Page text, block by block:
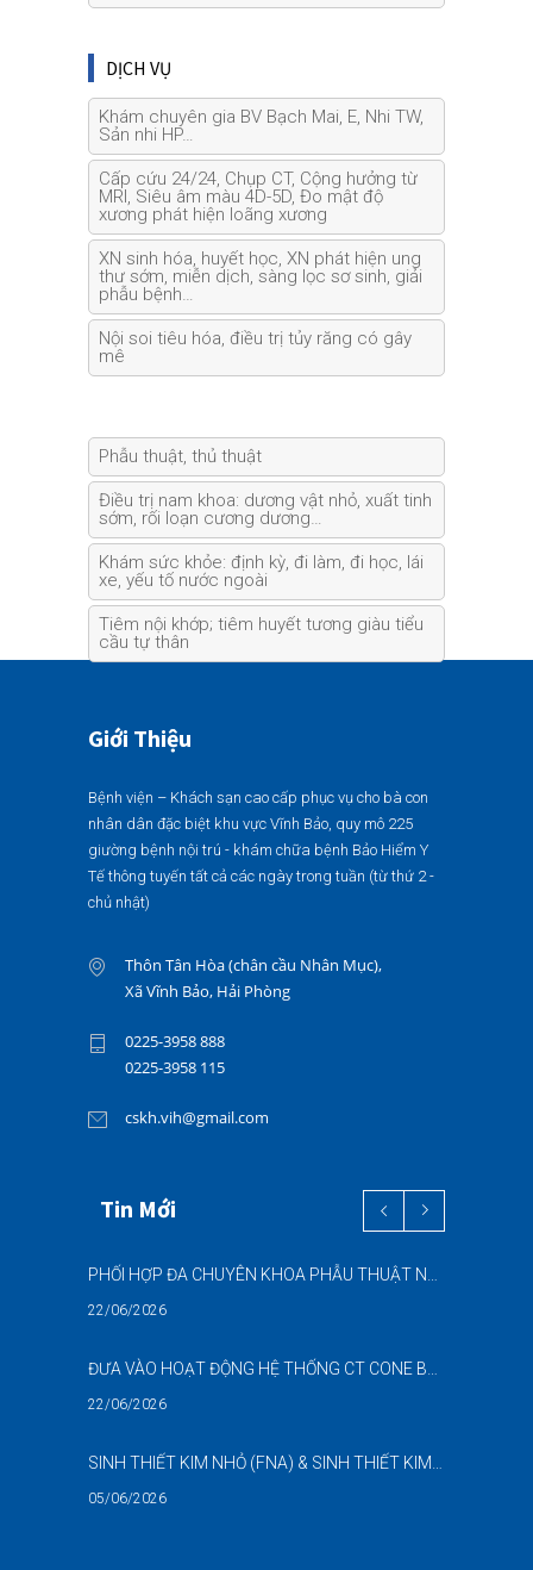
DỊCH VỤ
Khám chuyên gia BV Bạch Mai, E, Nhi TW,
Sản nhi HP…
Cấp cứu 24/24, Chụp CT, Cộng hưởng từ
MRI, Siêu âm màu 4D-5D, Đo mật độ
xương phát hiện loãng xương
XN sinh hóa, huyết học, XN phát hiện ung
thư sớm, miễn dịch, sàng lọc sơ sinh, giải
phẫu bệnh…
Nội soi tiêu hóa, điều trị tủy răng có gây
mê
Phẫu thuật, thủ thuật
Điều trị nam khoa: dương vật nhỏ, xuất tinh
sớm, rối loạn cương dương…
Khám sức khỏe: định kỳ, đi làm, đi học, lái
xe, yếu tố nước ngoài
Tiêm nội khớp; tiêm huyết tương giàu tiểu
cầu tự thân
Giới Thiệu
Bệnh viện – Khách sạn cao cấp phục vụ cho bà con
nhân dân đặc biệt khu vực Vĩnh Bảo, quy mô 225
giường bệnh nội trú - khám chữa bệnh Bảo Hiểm Y
Tế thông tuyến tất cả các ngày trong tuần (từ thứ 2 -
chủ nhật)
Thôn Tân Hòa (chân cầu Nhân Mục),
Xã Vĩnh Bảo, Hải Phòng
0225-3958 888
0225-3958 115
cskh.vih@gmail.com
Tin Mới
22/06/2026
22/06/2026
05/06/2026